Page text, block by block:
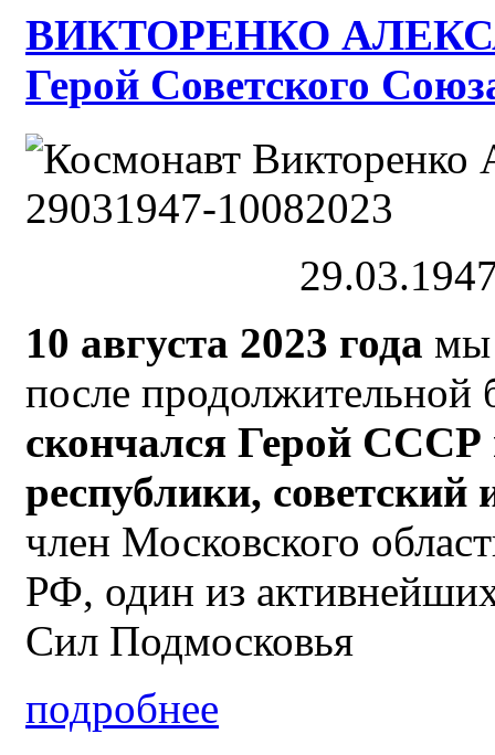
ВИКТОРЕНКО
Герой Советского
10 августа 2023 года мы
после продолжительной
скончался Герой СССР
республики, советский
член Московского
РФ, один из
Сил Подмосковья
подробнее